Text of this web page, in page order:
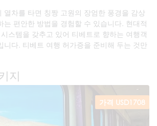
열차를 타면 칭짱 고원의 장엄한 풍경을 감상
는 편안한 방법을 경험할 수 있습니다. 현대적
스템을 갖추고 있어 티베트로 향하는 여행객
니다. 티베트 여행 허가증을 준비해 두는 것만
지
가격 USD1708